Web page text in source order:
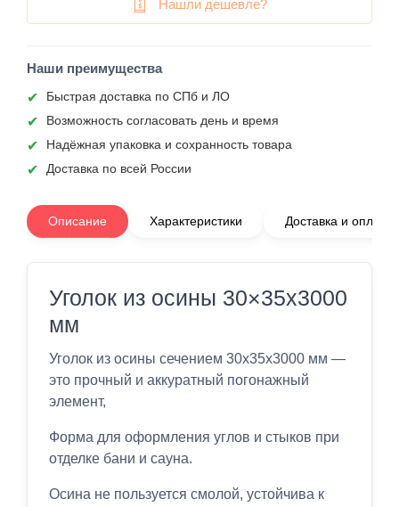
Нашли дешевле?
Наши преимущества
Быстрая доставка по СПб и ЛО
Возможность согласовать день и время
Надёжная упаковка и сохранность товара
Доставка по всей России
Описание Характеристики Доставка и оплата
Уголок из осины 30×35x3000
мм
Уголок из осины сечением 30х35x3000 мм —
это прочный и аккуратный погонажный
элемент,
Форма для оформления углов и стыков при
отделке бани и сауна.
Осина не пользуется смолой, устойчива к